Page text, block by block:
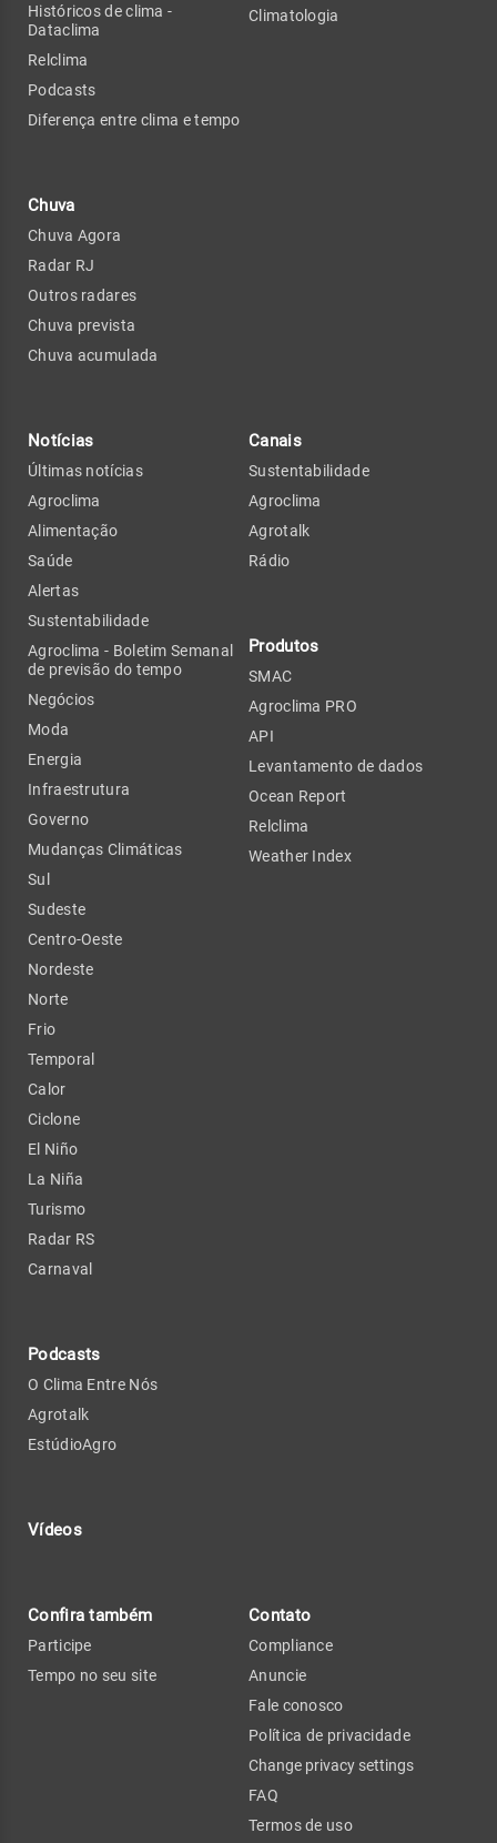
Históricos de clima -
Dataclima
Relclima
Podcasts
Diferença entre clima e tempo
Chuva
Chuva Agora
Radar RJ
Outros radares
Chuva prevista
Chuva acumulada
Climatologia
Notícias
Últimas notícias
Agroclima
Alimentação
Saúde
Alertas
Sustentabilidade
Agroclima - Boletim Semanal
de previsão do tempo
Negócios
Moda
Energia
Infraestrutura
Governo
Mudanças Climáticas
Sul
Sudeste
Centro-Oeste
Nordeste
Norte
Frio
Temporal
Calor
Ciclone
El Niño
La Niña
Turismo
Radar RS
Carnaval
Podcasts
O Clima Entre Nós
Agrotalk
EstúdioAgro
Vídeos
Canais
Sustentabilidade
Agroclima
Agrotalk
Rádio
Produtos
SMAC
Agroclima PRO
API
Levantamento de dados
Ocean Report
Relclima
Weather Index
Confira também
Participe
Tempo no seu site
Contato
Compliance
Anuncie
Fale conosco
Política de privacidade
Change privacy settings
FAQ
Termos de uso